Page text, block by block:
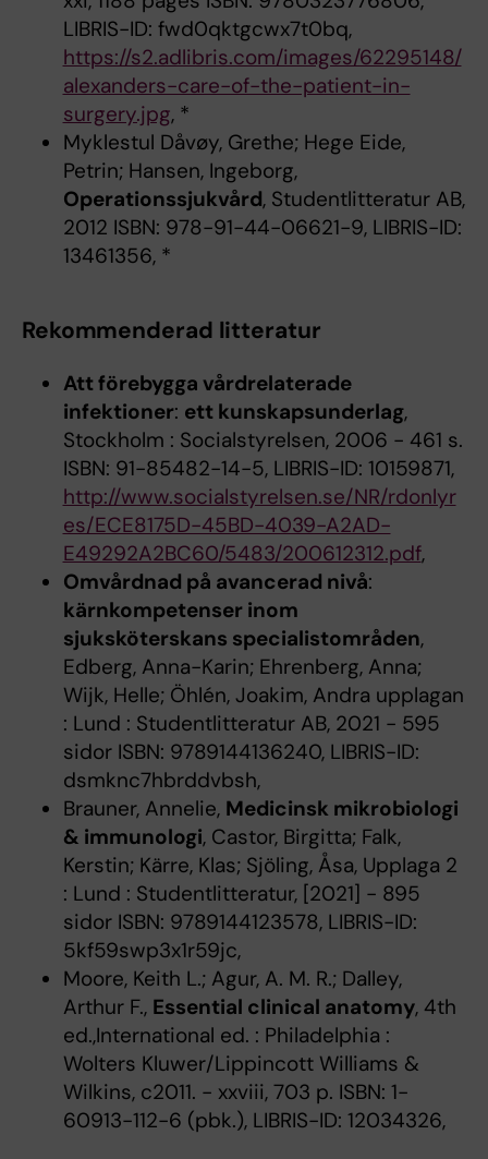
LIBRIS-ID: fwd0qktgcwx7t0bq,
https://s2.adlibris.com/images/62295148/
alexanders-care-of-the-patient-in-
surgery.jpg, *
Myklestul Dåvøy, Grethe; Hege Eide,
Petrin; Hansen, Ingeborg,
Operationssjukvård, Studentlitteratur AB,
2012 ISBN: 978-91-44-06621-9, LIBRIS-ID:
13461356, *
Rekommenderad litteratur
Att förebygga vårdrelaterade
infektioner: ett kunskapsunderlag,
Stockholm : Socialstyrelsen, 2006 - 461 s.
ISBN: 91-85482-14-5, LIBRIS-ID: 10159871,
http://www.socialstyrelsen.se/NR/rdonlyr
es/ECE8175D-45BD-4039-A2AD-
E49292A2BC60/5483/200612312.pdf,
Omvårdnad på avancerad nivå:
kärnkompetenser inom
sjuksköterskans specialistområden,
Edberg, Anna-Karin; Ehrenberg, Anna;
Wijk, Helle; Öhlén, Joakim, Andra upplagan
: Lund : Studentlitteratur AB, 2021 - 595
sidor ISBN: 9789144136240, LIBRIS-ID:
dsmknc7hbrddvbsh,
Brauner, Annelie, Medicinsk mikrobiologi
& immunologi, Castor, Birgitta; Falk,
Kerstin; Kärre, Klas; Sjöling, Åsa, Upplaga 2
: Lund : Studentlitteratur, [2021] - 895
sidor ISBN: 9789144123578, LIBRIS-ID:
5kf59swp3x1r59jc,
Moore, Keith L.; Agur, A. M. R.; Dalley,
Arthur F., Essential clinical anatomy, 4th
ed.,International ed. : Philadelphia :
Wolters Kluwer/Lippincott Williams &
Wilkins, c2011. - xxviii, 703 p. ISBN: 1-
60913-112-6 (pbk.), LIBRIS-ID: 12034326,